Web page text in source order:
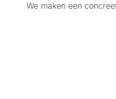
We maken een